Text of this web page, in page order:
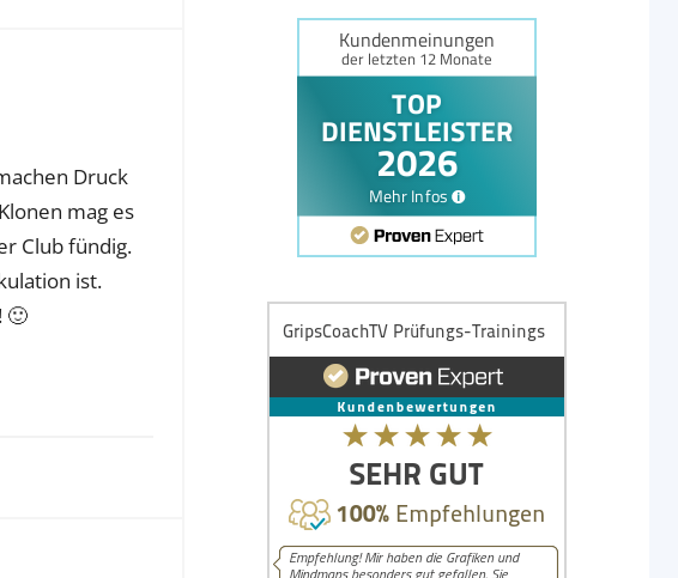
Druck
mag es
Club fündig.
ist.
🙂